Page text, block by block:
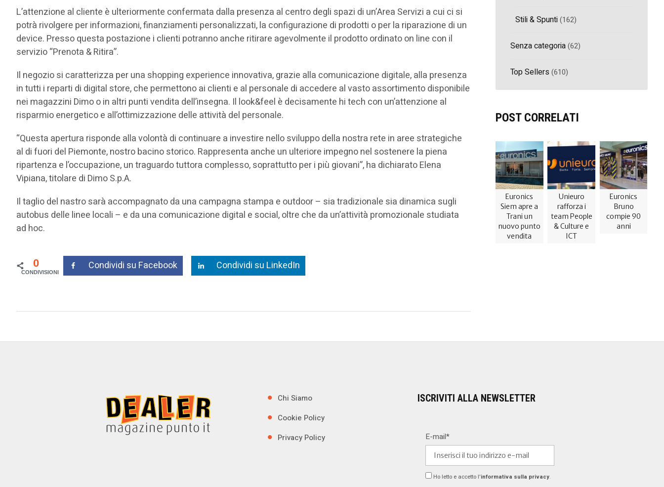
L’attenzione al cliente è ulteriormente confermata dalla presenza al centro degli spazi di un’Area Servizi a cui ci si
potrà rivolgere per informazioni, finanziamenti personalizzati, la configurazione di prodotti o per la riparazione di un
device. Presso questa postazione i clienti potranno anche ritirare agevolmente il prodotto ordinato on line con il
servizio “Prenota & Ritira”.
Il negozio si caratterizza per una shopping experience innovativa, grazie alla comunicazione digitale, alla presenza
in tutti i reparti di digital store, che permettono ai clienti e al personale di accedere al vasto assortimento disponibile
nei magazzini Dimo o in altri punti vendita dell’insegna. Il look&feel è decisamente hi tech con un’attenzione al
risparmio energetico e all’ottimizzazione delle attività del personale.
“Questa apertura risponde alla volontà di continuare a investire nello sviluppo della nostra rete in aree strategiche
al di fuori del Piemonte, nostro bacino storico. Rappresenta anche un ulteriore impegno nel sostenere la piena
ripartenza e l’occupazione, un traguardo tuttora complesso, soprattutto per i più giovani”, ha dichiarato Elena
Vipiana, titolare di Dimo S.p.A.
Il taglio del nastro sarà accompagnato da una campagna stampa e outdoor – sia tradizionale sia dinamica sugli
autobus delle linee locali – e da una comunicazione digital e social, oltre che da un’attività promozionale studiata
ad hoc.
0 Condividi su Facebook Condividi su LinkedIn
Stili & Spunti(162)
Senza categoria(62)
Top Sellers (610)
POST CORRELATI
Euronics
Siem apre a
Trani un
nuovo punto
vendita
Unieuro
rafforza i
team People
& Culture e
ICT
Euronics
Bruno
compie 90
anni
Chi Siamo
Cookie Policy
Privacy Policy
ISCRIVITI ALLA NEWSLETTER
E-mail*
Ho letto e accetto l'informativa sulla privacy.